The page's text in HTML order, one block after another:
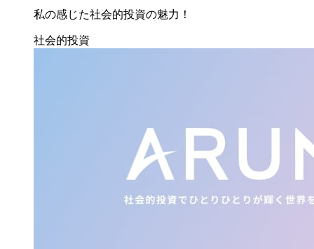
私の感じた社会的投資の魅力！
社会的投資